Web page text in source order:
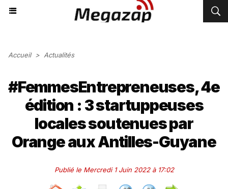
Accueil > Actualités
#FemmesEntrepreneuses, 4e
édition : 3 startuppeuses
locales soutenues par
Orange aux Antilles-Guyane
Publié le Mercredi 1 Juin 2022 à 17:02